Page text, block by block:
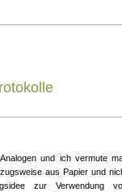
und ich vermute
aus Papier und
zur Verwendung